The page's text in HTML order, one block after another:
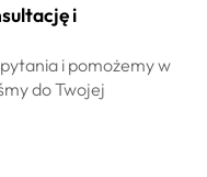
i
i pomożemy w
do Twojej